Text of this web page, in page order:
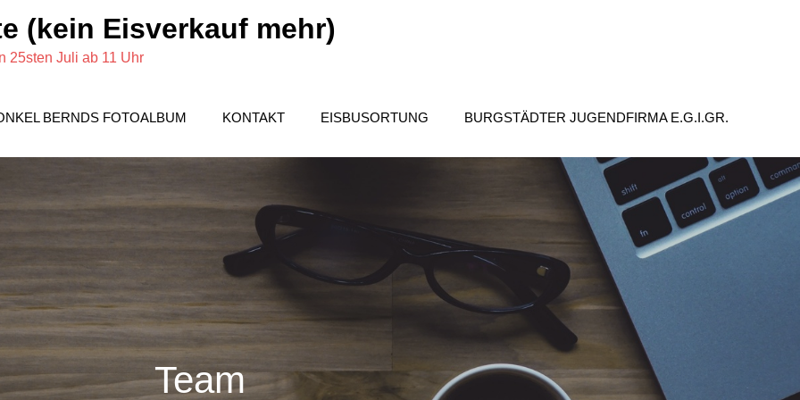
(kein Eisverkauf mehr)
25sten Juli ab 11 Uhr
BERNDS FOTOALBUM KONTAKT EISBUSORTUNG BURGSTÄDTER JUGENDFIRMA E.G.I.GR.
Team